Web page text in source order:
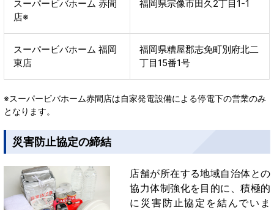
スーパービバホーム 赤間
店※
福岡県宗像市田久2丁目1-1
スーパービバホーム 福岡
東店
福岡県糟屋郡志免町別府北二
丁目15番1号
※スーパービバホーム赤間店は自家発電設備による停電下の営業のみ
となります。
災害防止協定の締結
店舗が所在する地域自治体との
協力体制強化を目的に、積極的
に災害防止協定を結んでいま